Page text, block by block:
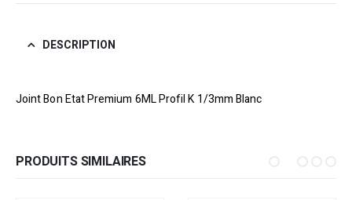
DESCRIPTION
Joint Bon Etat Premium 6ML Profil K 1/3mm Blanc
PRODUITS SIMILAIRES